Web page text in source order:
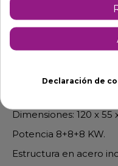
Descripción
Dimensiones: 120 x 55
Potencia 8+8+8 KW.
Estructura en acero
Declaración de